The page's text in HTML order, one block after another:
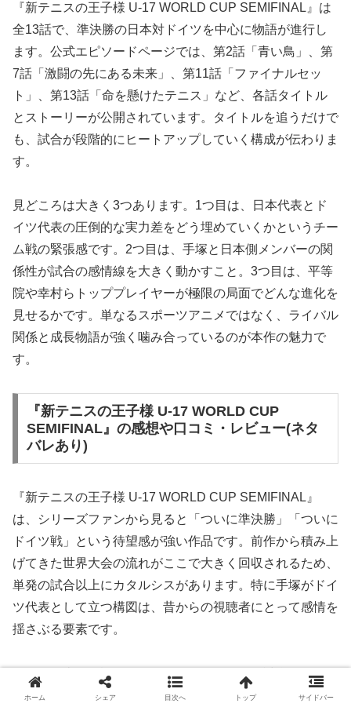
『新テニスの王子様 U-17 WORLD CUP SEMIFINAL』は
全13話で、準決勝の日本対ドイツを中心に物語が進行し
ます。公式エピソードページでは、第2話「青い鳥」、第
7話「激闘の先にある未来」、第11話「ファイナルセッ
ト」、第13話「命を懸けたテニス」など、各話タイトル
とストーリーが公開されています。タイトルを追うだけで
も、試合が段階的にヒートアップしていく構成が伝わりま
す。
見どころは大きく3つあります。1つ目は、日本代表とド
イツ代表の圧倒的な実力差をどう埋めていくかというチー
ム戦の緊張感です。2つ目は、手塚と日本側メンバーの関
係性が試合の感情線を大きく動かすこと。3つ目は、平等
院や幸村らトッププレイヤーが極限の局面でどんな進化を
見せるかです。単なるスポーツアニメではなく、ライバル
関係と成長物語が強く噛み合っているのが本作の魅力で
す。
『新テニスの王子様 U-17 WORLD CUP
SEMIFINAL』の感想や口コミ・レビュー(ネタ
バレあり)
『新テニスの王子様 U-17 WORLD CUP SEMIFINAL』
は、シリーズファンから見ると「ついに準決勝」「ついに
ドイツ戦」という待望感が強い作品です。前作から積み上
げてきた世界大会の流れがここで大きく回収されるため、
単発の試合以上にカタルシスがあります。特に手塚がドイ
ツ代表として立つ構図は、昔からの視聴者にとって感情を
揺さぶる要素です。
ネタバレ込みで語るなら、見どころはやはり試合の駆け引
きと演出の振り切れ方です。テニプリらしい超常的ともい
ホーム シェア 目次へ トップ サイドバー